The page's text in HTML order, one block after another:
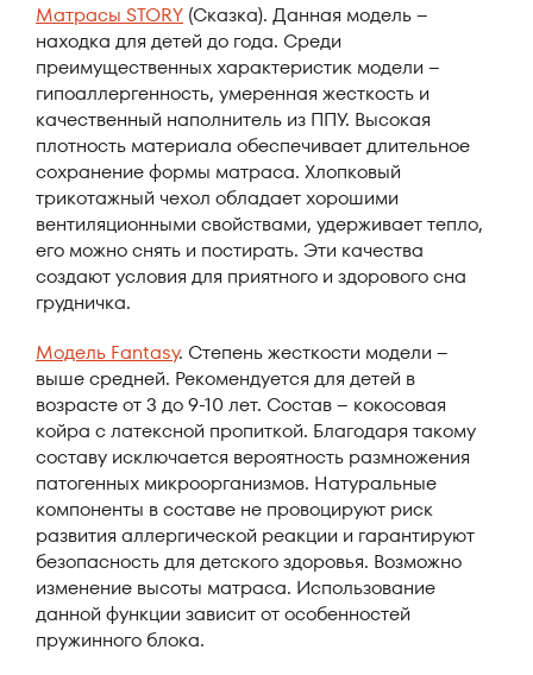
Матрасы STORY (Сказка). Данная модель –
находка для детей до года. Среди
преимущественных характеристик модели –
гипоаллергенность, умеренная жесткость и
качественный наполнитель из ППУ. Высокая
плотность материала обеспечивает длительное
сохранение формы матраса. Хлопковый
трикотажный чехол обладает хорошими
вентиляционными свойствами, удерживает тепло,
его можно снять и постирать. Эти качества
создают условия для приятного и здорового сна
грудничка.
Модель Fantasy. Степень жесткости модели –
выше средней. Рекомендуется для детей в
возрасте от 3 до 9-10 лет. Состав – кокосовая
койра с латексной пропиткой. Благодаря такому
составу исключается вероятность размножения
патогенных микроорганизмов. Натуральные
компоненты в составе не провоцируют риск
развития аллергической реакции и гарантируют
безопасность для детского здоровья. Возможно
изменение высоты матраса. Использование
данной функции зависит от особенностей
пружинного блока.